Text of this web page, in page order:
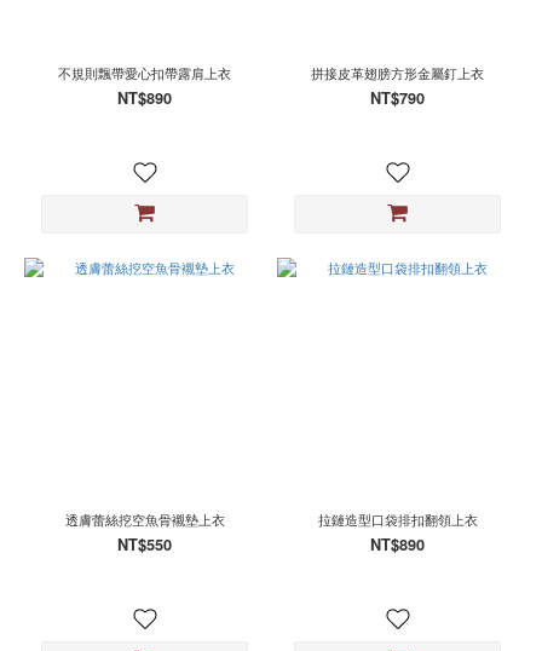
不規則飄帶愛心扣帶露肩上衣
NT$890
拼接皮革翅膀方形金屬釘上衣
NT$790
透膚蕾絲挖空魚骨襯墊上衣
NT$550
拉鏈造型口袋排扣翻領上衣
NT$890